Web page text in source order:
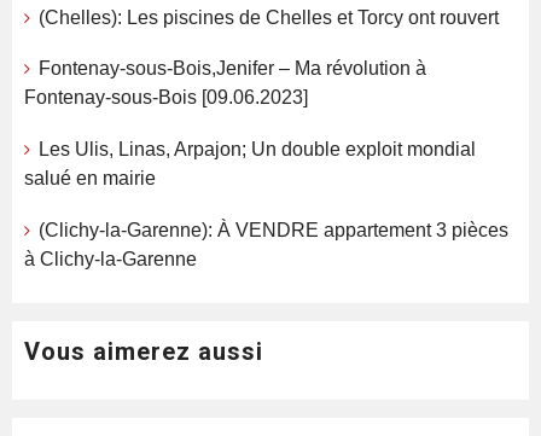
(Chelles): Les piscines de Chelles et Torcy ont rouvert
Fontenay-sous-Bois,Jenifer – Ma révolution à
Fontenay-sous-Bois [09.06.2023]
Les Ulis, Linas, Arpajon; Un double exploit mondial
salué en mairie
(Clichy-la-Garenne): À VENDRE appartement 3 pièces
à Clichy-la-Garenne
Vous aimerez aussi